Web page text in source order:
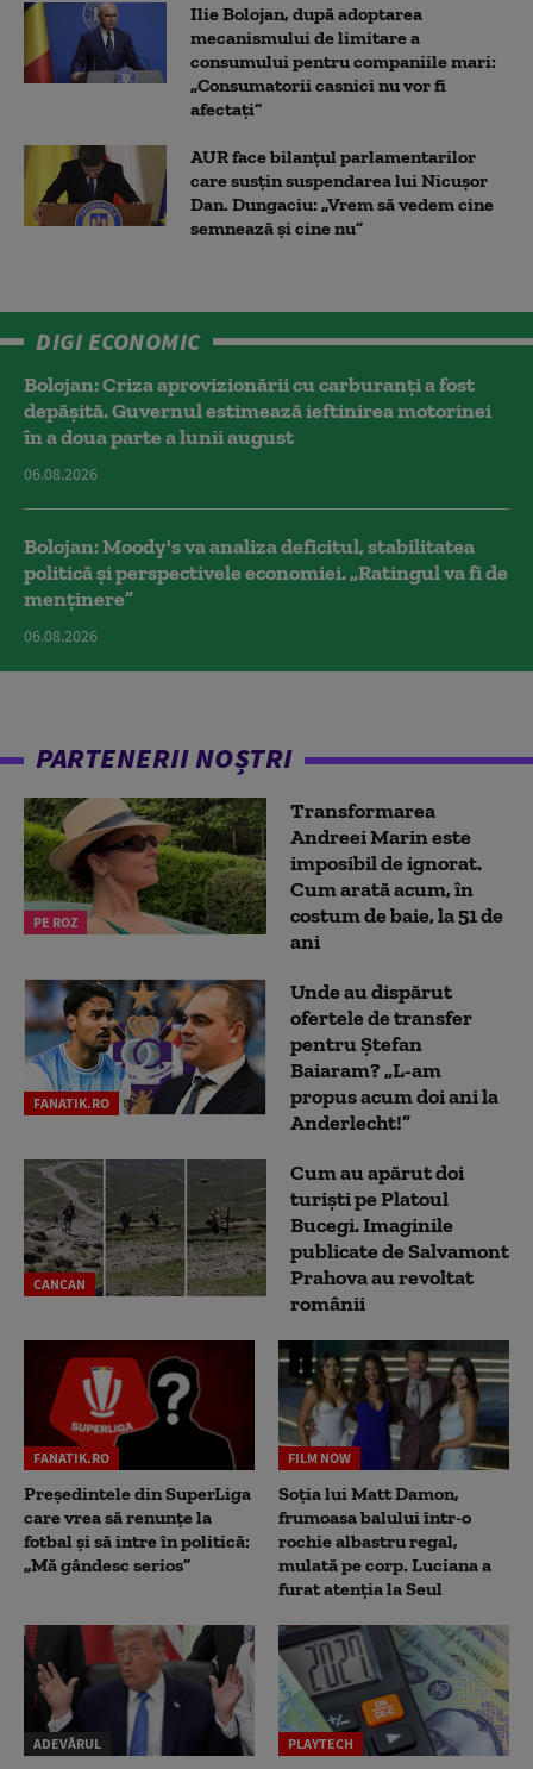
Ilie Bolojan, după adoptarea
mecanismului de limitare a
consumului pentru companiile mari:
„Consumatorii casnici nu vor fi
afectați”
AUR face bilanțul parlamentarilor
care susțin suspendarea lui Nicușor
Dan. Dungaciu: „Vrem să vedem cine
semnează și cine nu”
DIGI ECONOMIC
Bolojan: Criza aprovizionării cu carburanți a fost
depășită. Guvernul estimează ieftinirea motorinei
în a doua parte a lunii august
06.08.2026
Bolojan: Moody's va analiza deficitul, stabilitatea
politică și perspectivele economiei. „Ratingul va fi de
menținere”
06.08.2026
PARTENERII NOȘTRI
PE ROZ
Transformarea
Andreei Marin este
imposibil de ignorat.
Cum arată acum, în
costum de baie, la 51 de
ani
FANATIK.RO
Unde au dispărut
ofertele de transfer
pentru Ștefan
Baiaram? „L-am
propus acum doi ani la
Anderlecht!”
CANCAN
Cum au apărut doi
turiști pe Platoul
Bucegi. Imaginile
publicate de Salvamont
Prahova au revoltat
românii
FANATIK.RO
Președintele din SuperLiga
care vrea să renunțe la
fotbal și să intre în politică:
„Mă gândesc serios”
FILM NOW
Soția lui Matt Damon,
frumoasa balului într-o
rochie albastru regal,
mulată pe corp. Luciana a
furat atenția la Seul
ADEVĂRUL PLAYTECH